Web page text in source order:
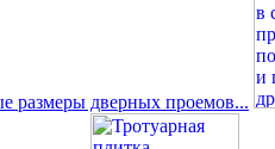
размеры дверных проемов...